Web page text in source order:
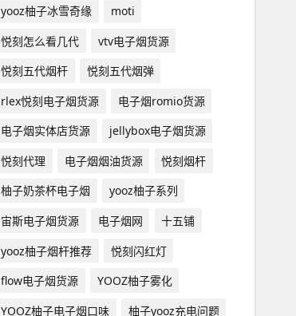
yooz柚子冰雪奇缘
moti
悦刻怎么看几代
vtv电子烟货源
悦刻五代烟杆
悦刻五代烟弹
rlex悦刻电子烟货源
电子烟romio货源
电子烟实体店货源
jellybox电子烟货源
悦刻代理
电子烟烟油货源
悦刻烟杆
柚子奶茶杯电子烟
yooz柚子系列
宙斯电子烟货源
电子烟网
十五铺
yooz柚子烟杆推荐
悦刻闪红灯
flow电子烟货源
YOOZ柚子雾化
YOOZ柚子电子烟口味
柚子yooz充电问题